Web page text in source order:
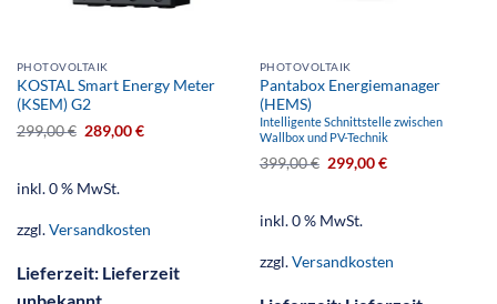
PHOTOVOLTAIK
KOSTAL Smart Energy Meter
(KSEM) G2
299,00€ 289,00€
inkl. 0 % MwSt.
zzgl.Versandkosten
Lieferzeit: Lieferzeit
PHOTOVOLTAIK
Pantabox Energiemanager
(HEMS)
Intelligente Schnittstelle zwischen
Wallbox und PV-Technik
399,00€ 299,00€
inkl. 0 % MwSt.
zzgl.Versandkosten